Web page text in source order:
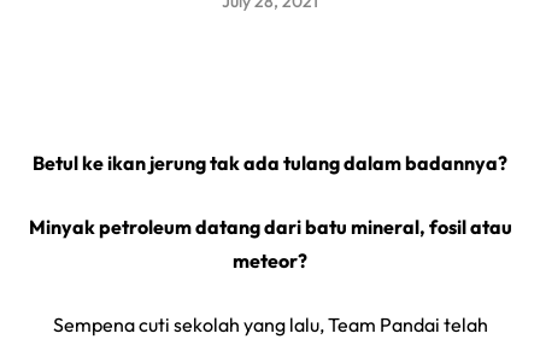
Betul ke ikan jerung tak ada tulang dalam badannya?
Minyak petroleum datang dari batu mineral, fosil atau
meteor?
Sempena cuti sekolah yang lalu, Team Pandai telah